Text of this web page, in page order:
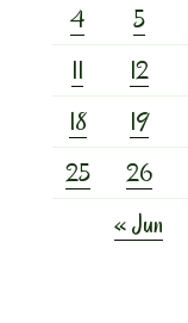
4
5
11
12
18
19
25
26
« Jun